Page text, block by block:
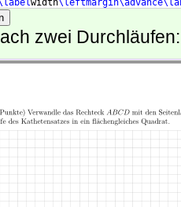
width\leftmargin\advance
zwei Durchläufen: